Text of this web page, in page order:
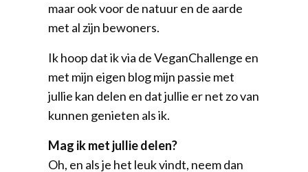
maar ook voor de natuur en de aarde
met al zijn bewoners.
Ik hoop dat ik via de VeganChallenge en
met mijn eigen blog mijn passie met
jullie kan delen en dat jullie er net zo van
kunnen genieten als ik.
Mag ik met jullie delen?
Oh, en als je het leuk vindt, neem dan